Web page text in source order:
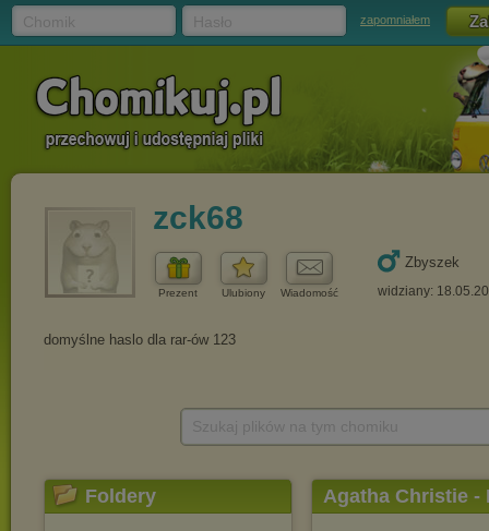
zapomniałem
zck68
Prezent Ulubiony Wiadomość
Zbyszek
widziany:
Foldery Agatha Christie -